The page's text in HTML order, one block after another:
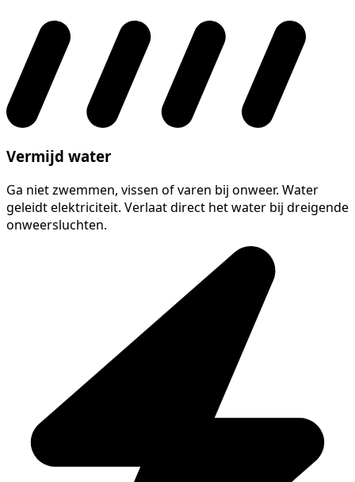
Vermijd water
Ga niet zwemmen, vissen of varen bij onweer. Water
geleidt elektriciteit. Verlaat direct het water bij dreigende
onweersluchten.